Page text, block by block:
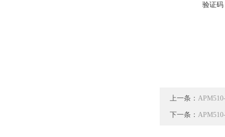
验证码
上一条：
下一条：